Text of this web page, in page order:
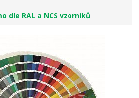
dle RAL a NCS vzorníků